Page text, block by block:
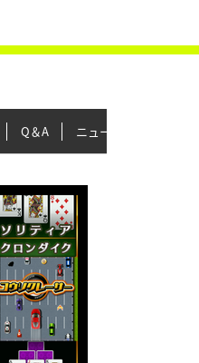
Q＆A ニュース＆トピックス